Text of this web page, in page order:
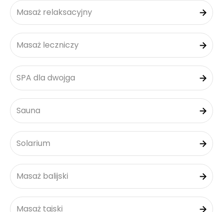
Masaż relaksacyjny
Masaż leczniczy
SPA dla dwojga
Sauna
Solarium
Masaż balijski
Masaż tajski